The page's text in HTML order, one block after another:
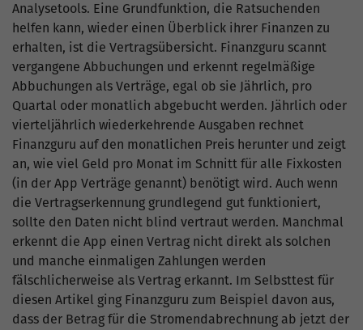
Analysetools. Eine Grundfunktion, die Ratsuchenden
helfen kann, wieder einen Überblick ihrer Finanzen zu
erhalten, ist die Vertragsübersicht. Finanzguru scannt
vergangene Abbuchungen und erkennt regelmäßige
Abbuchungen als Verträge, egal ob sie Jährlich, pro
Quartal oder monatlich abgebucht werden. Jährlich oder
vierteljährlich wiederkehrende Ausgaben rechnet
Finanzguru auf den monatlichen Preis herunter und zeigt
an, wie viel Geld pro Monat im Schnitt für alle Fixkosten
(in der App Verträge genannt) benötigt wird. Auch wenn
die Vertragserkennung grundlegend gut funktioniert,
sollte den Daten nicht blind vertraut werden. Manchmal
erkennt die App einen Vertrag nicht direkt als solchen
und manche einmaligen Zahlungen werden
fälschlicherweise als Vertrag erkannt. Im Selbsttest für
diesen Artikel ging Finanzguru zum Beispiel davon aus,
dass der Betrag für die Stromendabrechnung ab jetzt der